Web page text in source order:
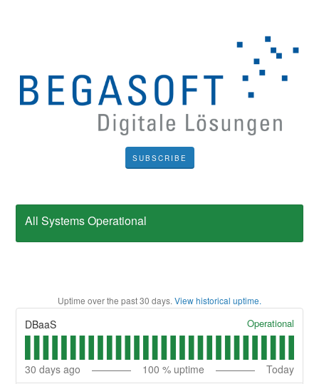
SUBSCRIBE
All Systems Operational
Uptime over the past30 days. View historical uptime.
DBaaS Operational
30 days ago 100 % uptime Today